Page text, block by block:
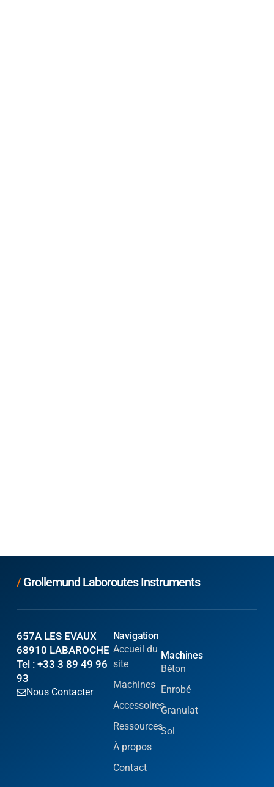
/Grollemund Laboroutes Instruments
657A LES EVAUX
68910 LABAROCHE
Tel : +33 3 89 49 96
93
Nous Contacter
Navigation
Accueil du
site
Machines
Accessoires
Ressources
À propos
Contact
Machines
Béton
Enrobé
Granulat
Sol